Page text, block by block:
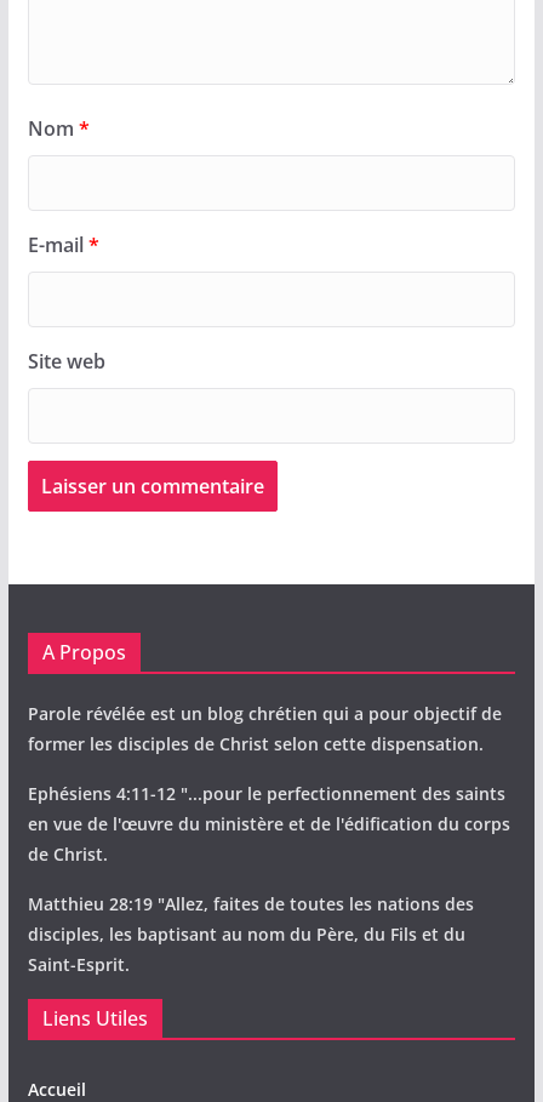
Nom *
E-mail*
Site web
A Propos
Parole révélée est un blog chrétien qui a pour objectif de
former les disciples de Christ selon cette dispensation.
Ephésiens 4:11-12 "...pour le perfectionnement des saints
en vue de l'œuvre du ministère et de l'édification du corps
de Christ.
Matthieu 28:19 "Allez, faites de toutes les nations des
disciples, les baptisant au nom du Père, du Fils et du
Saint-Esprit.
Liens Utiles
Accueil